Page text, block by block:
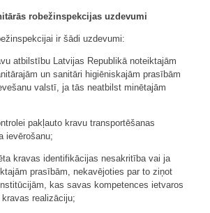
robežinspekcijas uzdevumi
ir šādi uzdevumi:
atbilstību Latvijas Republikā noteiktajām
un sanitāri higiēniskajām prasībām
valstī, ja tās neatbilst minētajām
pakļauto kravu transportēšanas
ievērošanu;
kravas identifikācijas nesakritība vai ja
prasībām, nekavējoties par to ziņot
kas savas kompetences ietvaros
realizāciju;